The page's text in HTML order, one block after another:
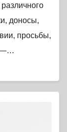
доносы,
просьбы,